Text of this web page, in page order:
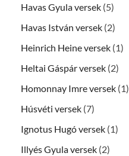
Havas Gyula versek (5)
Havas István versek (2)
Heinrich Heine versek (1)
Heltai Gáspár versek (2)
Homonnay Imre versek (1)
Húsvéti versek (7)
Ignotus Hugó versek (1)
Illyés Gyula versek (2)